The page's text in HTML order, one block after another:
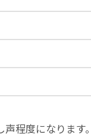
程度になります。